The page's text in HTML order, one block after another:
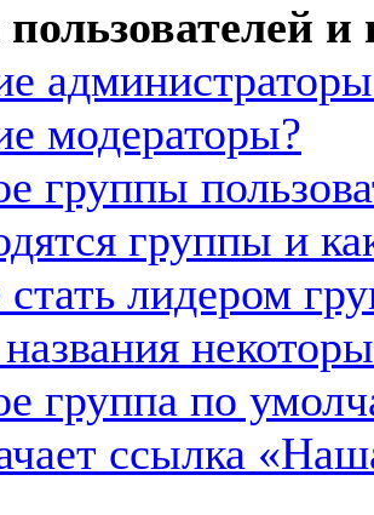
модераторы?
группы
группы и
лидером
группа по
ссылка